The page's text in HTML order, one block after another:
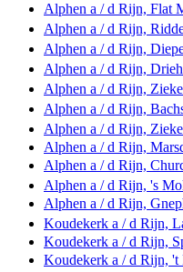
Alphen a / d Rijn, Flat
Alphen a / d Rijn,
Alphen a / d Rijn,
Alphen a / d Rijn,
Alphen a / d Rijn,
Alphen a / d Rijn,
Alphen a / d Rijn,
Alphen a / d Rijn,
Alphen a / d Rijn,
Alphen a / d Rijn, 's
Alphen a / d Rijn,
Koudekerk a / d Rijn,
Koudekerk a / d Rijn,
Koudekerk a / d Rijn, 't